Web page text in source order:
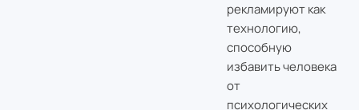
рекламируют как
технологию,
способную
избавить человека
от
психологических